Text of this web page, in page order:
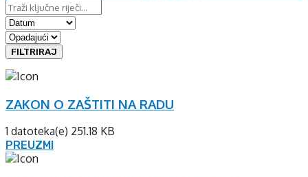
FILTRIRAJ
ZAKON O ZAŠTITI NA RADU
1 datoteka(e) 251.18 KB
PREUZMI